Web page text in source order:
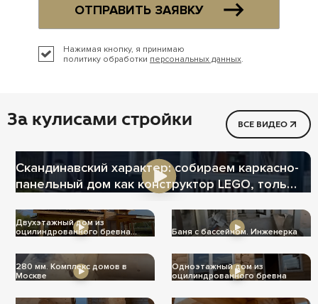
ОТПРАВИТЬ ЗАЯВКУ
Нажимая кнопку, я принимаю
политику обработки персональных данных.
За кулисами стройки ВСЕ ВИДЕО
Скандинавский характер: собираем каркасно-
панельный дом как конструктор LEGO, только
Двухэтажный дом из
оцилиндрованного бревна
Баня с бассейном. Инженерка
280 мм. Комплекс домов в
Москве
Одноэтажный дом из
оцилиндрованного бревна